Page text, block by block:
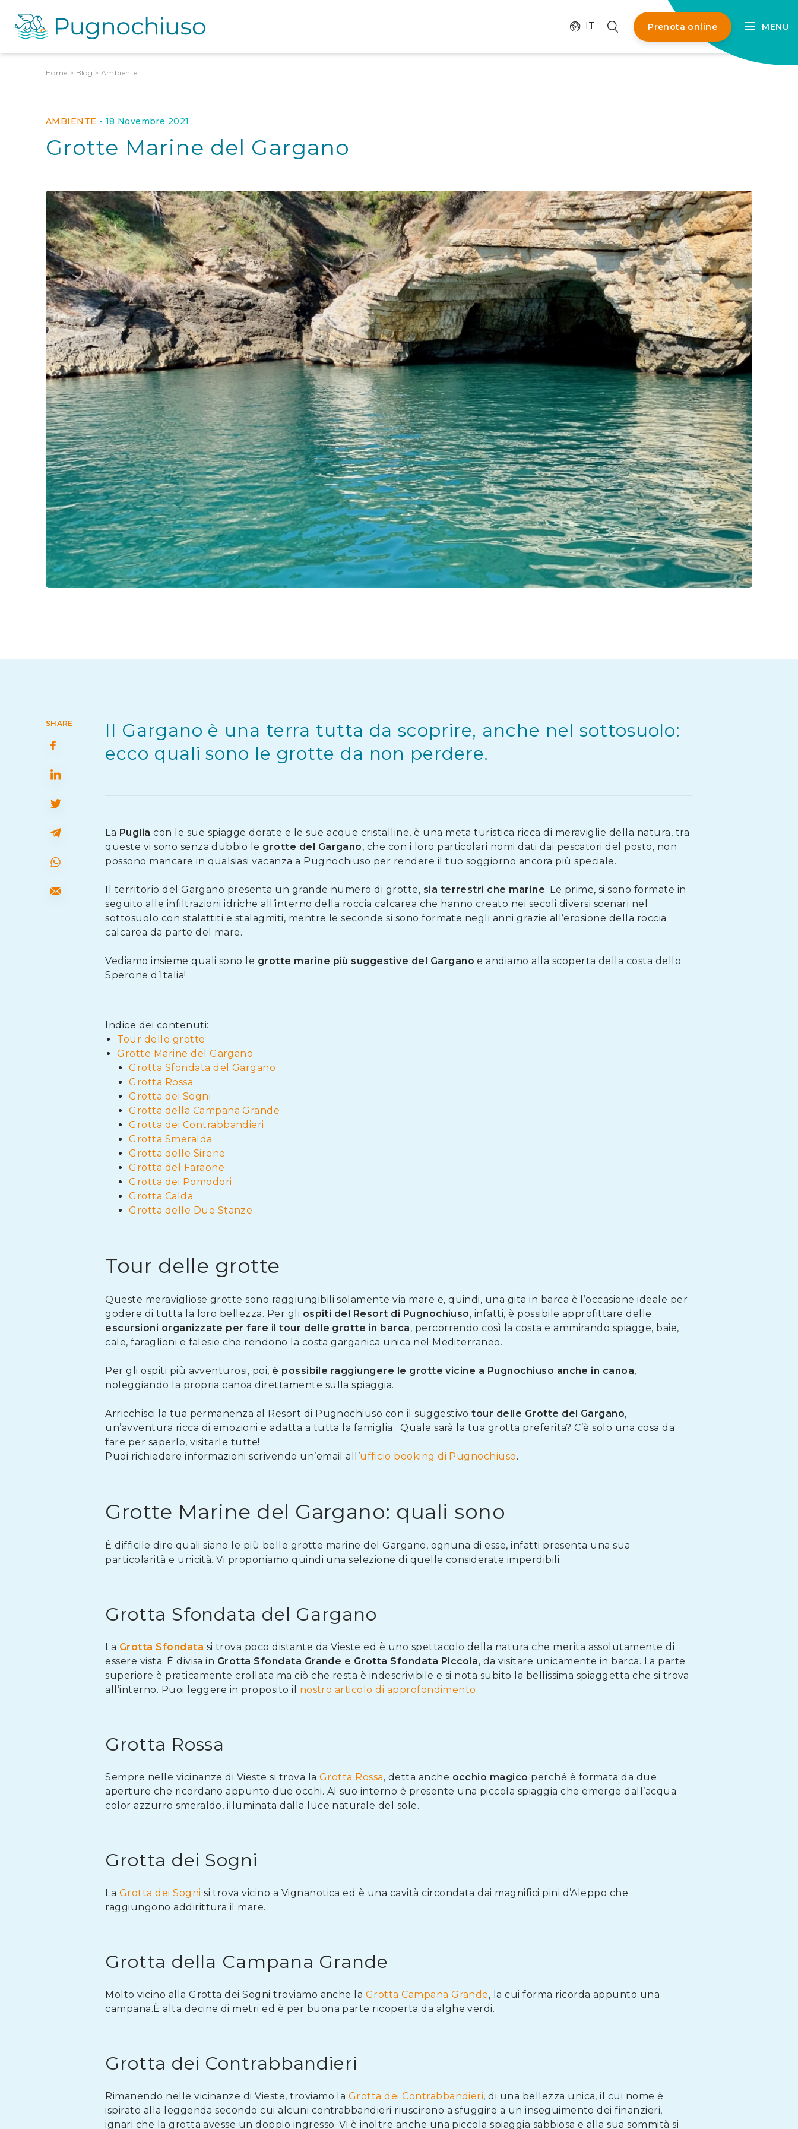
Cambia lingua
IT Cerca MENU
Prenota online
Home > Blog >Ambiente
AMBIENTE - 18 Novembre 2021
Grotte Marine del Gargano
SHARE
Il Gargano è una terra tutta da scoprire, anche nel sottosuolo:
ecco quali sono le grotte da non perdere.
La Puglia con le sue spiagge dorate e le sue acque cristalline, è una meta turistica ricca di meraviglie della natura, tra
queste vi sono senza dubbio le grotte del Gargano, che con i loro particolari nomi dati dai pescatori del posto, non
possono mancare in qualsiasi vacanza a Pugnochiuso per rendere il tuo soggiorno ancora più speciale.
Il territorio del Gargano presenta un grande numero di grotte, sia terrestri che marine. Le prime, si sono formate in
seguito alle infiltrazioni idriche all’interno della roccia calcarea che hanno creato nei secoli diversi scenari nel
sottosuolo con stalattiti e stalagmiti, mentre le seconde si sono formate negli anni grazie all’erosione della roccia
calcarea da parte del mare.
Vediamo insieme quali sono le grotte marine più suggestive del Gargano e andiamo alla scoperta della costa dello
Sperone d’Italia!
Indice dei contenuti:
Tour delle grotte
Grotte Marine del Gargano
Grotta Sfondata del Gargano
Grotta Rossa
Grotta dei Sogni
Grotta della Campana Grande
Grotta dei Contrabbandieri
Grotta Smeralda
Grotta delle Sirene
Grotta del Faraone
Grotta dei Pomodori
Grotta Calda
Grotta delle Due Stanze
Tour delle grotte
Queste meravigliose grotte sono raggiungibili solamente via mare e, quindi, una gita in barca è l’occasione ideale per
godere di tutta la loro bellezza. Per gli ospiti del Resort di Pugnochiuso, infatti, è possibile approfittare delle
escursioni organizzate per fare il tour delle grotte in barca, percorrendo così la costa e ammirando spiagge, baie,
cale, faraglioni e falesie che rendono la costa garganica unica nel Mediterraneo.
Per gli ospiti più avventurosi, poi, è possibile raggiungere le grotte vicine a Pugnochiuso anche in canoa,
noleggiando la propria canoa direttamente sulla spiaggia.
Arricchisci la tua permanenza al Resort di Pugnochiuso con il suggestivotour delle Grotte del Gargano,
un’avventura ricca di emozioni e adatta a tutta la famiglia. Quale sarà la tua grotta preferita? C’è solo una cosa da
fare per saperlo, visitarle tutte!
Puoi richiedere informazioni scrivendo un’email all’ufficio booking di Pugnochiuso.
Grotte Marine del Gargano: quali sono
È difficile dire quali siano le più belle grotte marine del Gargano, ognuna di esse, infatti presenta una sua
particolarità e unicità. Vi proponiamo quindi una selezione di quelle considerate imperdibili.
Grotta Sfondata del Gargano
La Grotta Sfondata si trova poco distante da Vieste ed è uno spettacolo della natura che merita assolutamente di
essere vista. È divisa in Grotta Sfondata Grande e Grotta Sfondata Piccola, da visitare unicamente in barca. La parte
superiore è praticamente crollata ma ciò che resta è indescrivibile e si nota subito la bellissima spiaggetta che si trova
all’interno. Puoi leggere in proposito il nostro articolo di approfondimento.
Grotta Rossa
Sempre nelle vicinanze di Vieste si trova laGrotta Rossa, detta anche occhio magico perché è formata da due
aperture che ricordano appunto due occhi. Al suo interno è presente una piccola spiaggia che emerge dall’acqua
color azzurro smeraldo, illuminata dalla luce naturale del sole.
Grotta dei Sogni
La Grotta dei Sogni si trova vicino a Vignanotica ed è una cavità circondata dai magnifici pini d’Aleppo che
raggiungono addirittura il mare.
Grotta della Campana Grande
Molto vicino alla Grotta dei Sogni troviamo anche la Grotta Campana Grande, la cui forma ricorda appunto una
campana.È alta decine di metri ed è per buona parte ricoperta da alghe verdi.
Grotta dei Contrabbandieri
Rimanendo nelle vicinanze di Vieste, troviamo la Grotta dei Contrabbandieri, di una bellezza unica, il cui nome è
ispirato alla leggenda secondo cui alcuni contrabbandieri riuscirono a sfuggire a un inseguimento dei finanzieri,
ignari che la grotta avesse un doppio ingresso. Vi è inoltre anche una piccola spiaggia sabbiosa e alla sua sommità si